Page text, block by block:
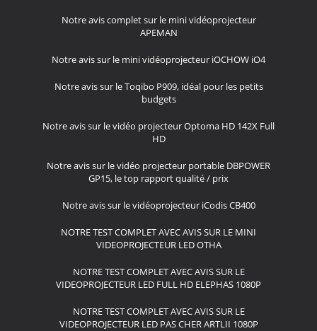
Notre avis complet sur le mini vidéoprojecteur
APEMAN
Notre avis sur le mini vidéoprojecteur iOCHOW iO4
Notre avis sur le Toqibo P909, idéal pour les petits
budgets
Notre avis sur le vidéo projecteur Optoma HD 142X Full
HD
Notre avis sur le vidéo projecteur portable DBPOWER
GP15, le top rapport qualité / prix
Notre avis sur le vidéoprojecteur iCodis CB400
NOTRE TEST COMPLET AVEC AVIS SUR LE MINI
VIDEOPROJECTEUR LED OTHA
NOTRE TEST COMPLET AVEC AVIS SUR LE
VIDEOPROJECTEUR LED FULL HD ELEPHAS 1080P
NOTRE TEST COMPLET AVEC AVIS SUR LE
VIDEOPROJECTEUR LED PAS CHER ARTLII 1080P